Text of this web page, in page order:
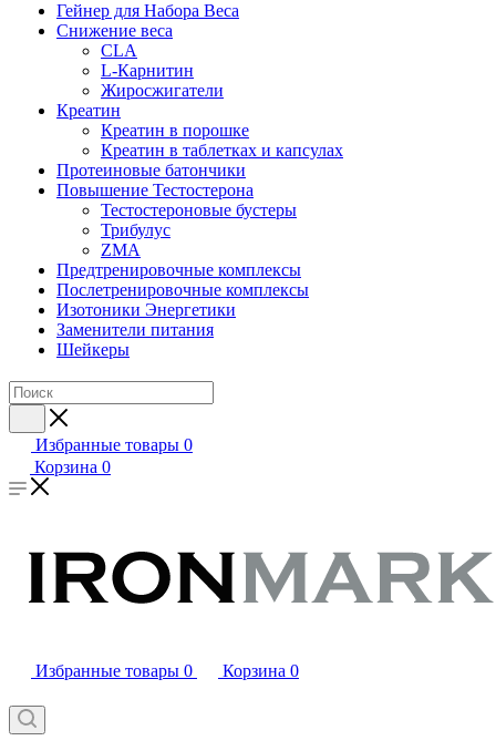
Гейнер для Набора Веса
Снижение веса
CLA
L-Карнитин
Жиросжигатели
Креатин
Креатин в порошке
Креатин в таблетках и капсулах
Протеиновые батончики
Повышение Тестостерона
Тестостероновые бустеры
Трибулус
ZMA
Предтренировочные комплексы
Послетренировочные комплексы
Изотоники Энергетики
Заменители питания
Шейкеры
Избранные товары 0
Корзина 0
Избранные товары 0 Корзина 0